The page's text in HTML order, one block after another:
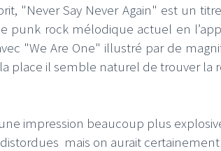
"Never Say Never Again" est un
punk rock mélodique actuel en
"We Are One" illustré par de
place il semble naturel de trouver la
impression beaucoup plus
mais on aurait certainement